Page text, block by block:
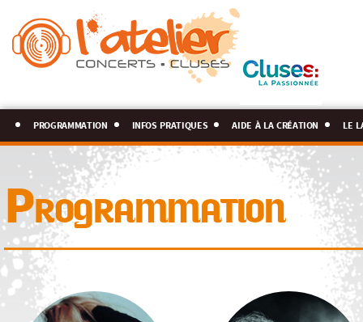
programmation infos pratiques aide à la création le
Programmation